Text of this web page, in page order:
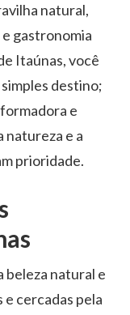
natural,
gastronomia
Itaúnas, você
destino;
e
natureza e a
prioridade.
beleza natural e
e cercadas pela